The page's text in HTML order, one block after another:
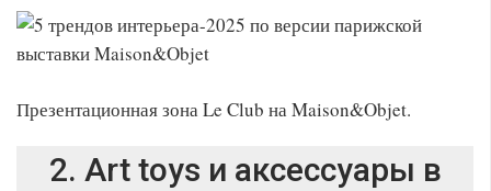
Презентационная зона Le Club на Maison&Objet.
2. Art toys и аксессуары в